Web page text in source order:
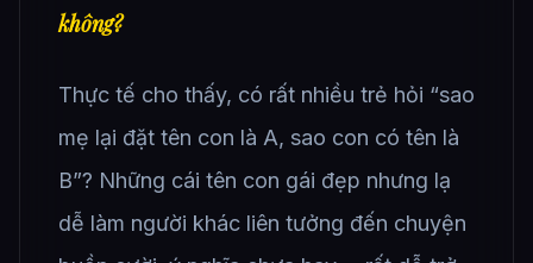
không?
Thực tế cho thấy, có rất nhiều trẻ hỏi “sao
mẹ lại đặt tên con là A, sao con có tên là
B”? Những cái tên con gái đẹp nhưng lạ
dễ làm người khác liên tưởng đến chuyện